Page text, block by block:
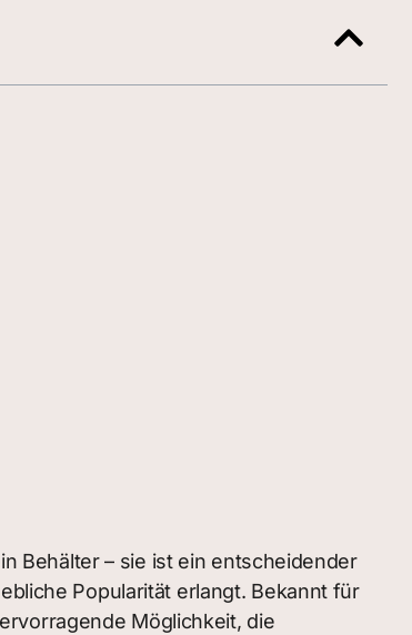
Behälter – sie ist ein entscheidender
Popularität erlangt. Bekannt für
Möglichkeit, die